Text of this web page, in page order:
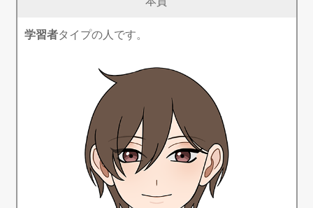
学習者タイプの人です。